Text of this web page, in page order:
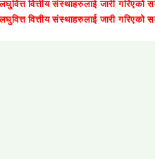
वित्तीय संस्थाहरुलाई जारी गरिएको
वित्तीय संस्थाहरुलाई जारी गरिएको